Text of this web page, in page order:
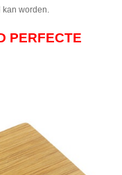
kan worden.
PERFECTE